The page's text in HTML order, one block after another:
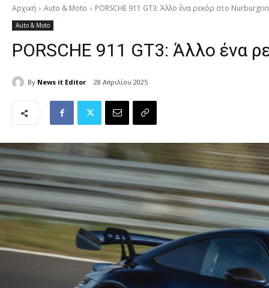
Αρχική Auto & Moto PORSCHE 911 GT3: Άλλο ένα ρεκόρ στο
Auto & Moto
PORSCHE 911 GT3: Άλλο ένα
By News it Editor 28 Απριλίου 2025